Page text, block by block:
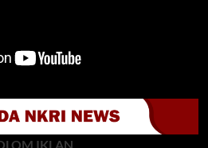
IKLAN